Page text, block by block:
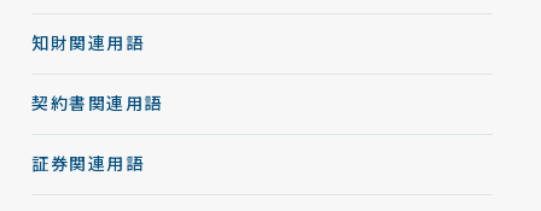
知財関連用語
契約書関連用語
証券関連用語